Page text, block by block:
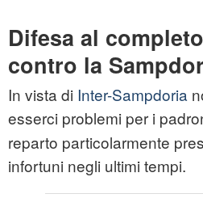
Difesa al
contro la
In vista di Inter-Sampdoria
esserci problemi per i
reparto particolarmente
infortuni negli ultimi tempi.